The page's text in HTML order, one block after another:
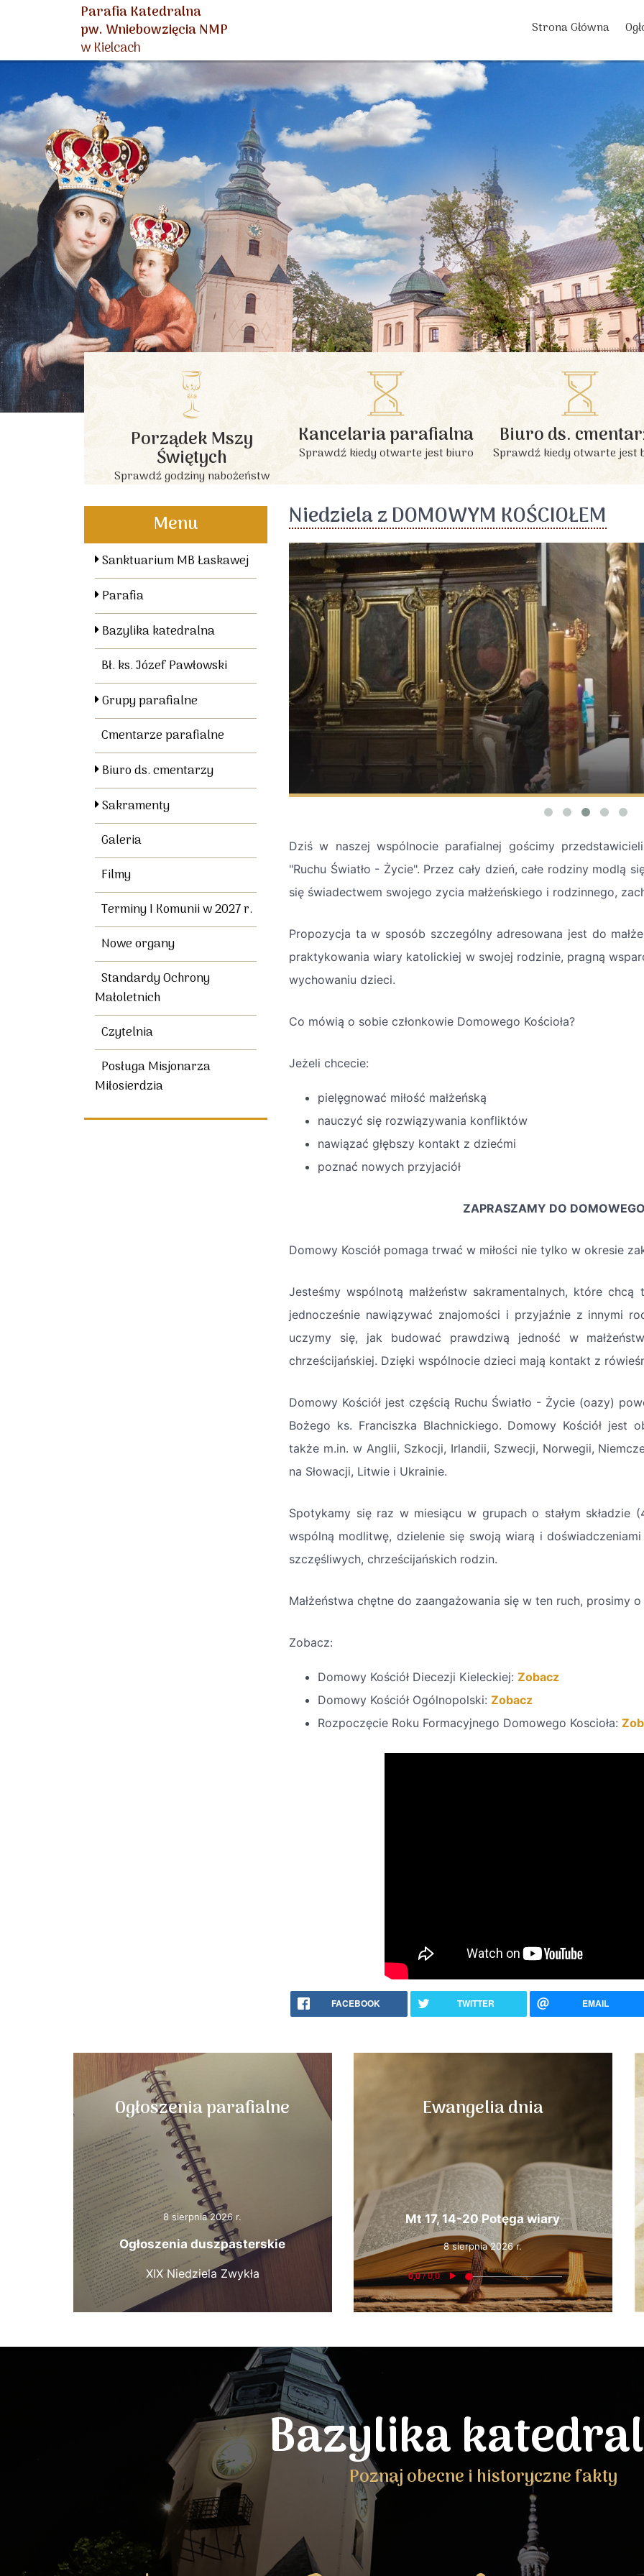
Parafia Katedralna
pw. Wniebowzięcia NMP
w Kielcach
Strona Główna
Porządek Mszy
Świętych
Sprawdź godziny nabożeństw
Kancelaria parafialna
Sprawdź kiedy otwarte jest biuro
Biuro ds.
Sprawdź kiedy otwarte jest
Menu
Sanktuarium MB Łaskawej
Parafia
Bazylika katedralna
Bł. ks. Józef Pawłowski
Grupy parafialne
Cmentarze parafialne
Biuro ds. cmentarzy
Sakramenty
Galeria
Filmy
Terminy I Komunii w 2027 r.
Nowe organy
Standardy Ochrony
Małoletnich
Czytelnia
Posługa Misjonarza
Miłosierdzia
Niedziela z DOMOWYM KOŚCIOŁEM
Dziś w naszej wspólnocie parafialnej gościmy
"Ruchu Światło - Życie". Przez cały dzień, całe rodziny modlą
się świadectwem swojego zycia małżeńskiego i rodzinnego,
Propozycja ta w sposób szczególny adresowana jest do
praktykowania wiary katolickiej w swojej rodzinie, pragną
wychowaniu dzieci.
Co mówią o sobie członkowie Domowego Kościoła?
Jeżeli chcecie:
pielęgnować miłość małżeńską
nauczyć się rozwiązywania konfliktów
nawiązać głębszy kontakt z dziećmi
poznać nowych przyjaciół
ZAPRASZAMY DO
Domowy Kosciół pomaga trwać w miłości nie tylko w okresie
Jesteśmy wspólnotą małżeństw sakramentalnych, które
jednocześnie nawiązywać znajomości i przyjaźnie z innymi
uczymy się, jak budować prawdziwą jedność w
chrześcijańskiej. Dzięki wspólnocie dzieci mają kontakt z
Domowy Kościół jest częścią Ruchu Światło - Życie (oazy)
Bożego ks. Franciszka Blachnickiego. Domowy Kościół jest
także m.in. w Anglii, Szkocji, Irlandii, Szwecji, Norwegii,
na Słowacji, Litwie i Ukrainie.
Spotykamy się raz w miesiącu w grupach o stałym składzie
wspólną modlitwę, dzielenie się swoją wiarą i
szczęśliwych, chrześcijańskich rodzin.
Małżeństwa chętne do zaangażowania się w ten ruch, prosimy
Zobacz:
Domowy Kościół Diecezji Kieleckiej: Zobacz
Domowy Kościół Ogólnopolski: Zobacz
Rozpoczęcie Roku Formacyjnego Domowego Koscioła:
FACEBOOK TWITTER EMAIL
Ogłoszenia parafialne
8 sierpnia 2026 r.
Ogłoszenia duszpasterskie
XIX Niedziela Zwykła
Ewangelia dnia
Mt 17, 14-20 Potęga wiary
8 sierpnia 2026 r.
Bazylika
Poznaj obecne i historyczne fakty